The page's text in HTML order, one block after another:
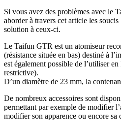
Si vous avez des problèmes avec le
aborder à travers cet article les
solution à ceux-ci.
Le Taifun GTR est un atomiseur
(résistance située en bas) destiné à
est également possible de l’utiliser
restrictive).
D’un diamètre de 23 mm, la
De nombreux accessoires sont
permettant par exemple de modifier
modifier son apparence ou encore sa